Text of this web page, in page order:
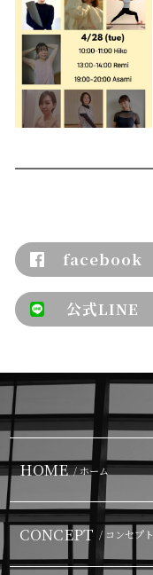
facebook
公式LINE
HOME / ホーム
CONCEPT / コンセプト